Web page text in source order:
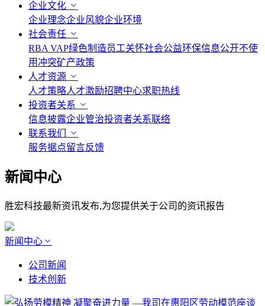
企业文化
企业理念企业风貌企业环境
社会责任
RBA VAP绿色制造员工关怀社会公益环保信息公开不使
用冲突矿产政策
人才资源
人才策略人才激励招聘中心求职热线
投资者关系
信息披露企业管治投资者关系联络
联系我们
服务据点留言反馈
新闻中心
胜宏科技最新资讯发布,为您提供关于公司的资讯报告
新闻中心
公司新闻
技术创新